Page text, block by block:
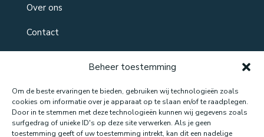
Beheer toestemming
Om de beste ervaringen te bieden, gebruiken wij technologieën zoals
cookies om informatie over je apparaat op te slaan en/of te raadplegen.
Door in te stemmen met deze technologieën kunnen wij gegevens zoals
surfgedrag of unieke ID's op deze site verwerken. Als je geen
toestemming geeft of uw toestemming intrekt, kan dit een nadelige
Over ons
Contact